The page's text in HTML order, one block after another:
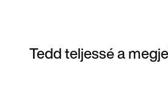
Tedd teljessé a